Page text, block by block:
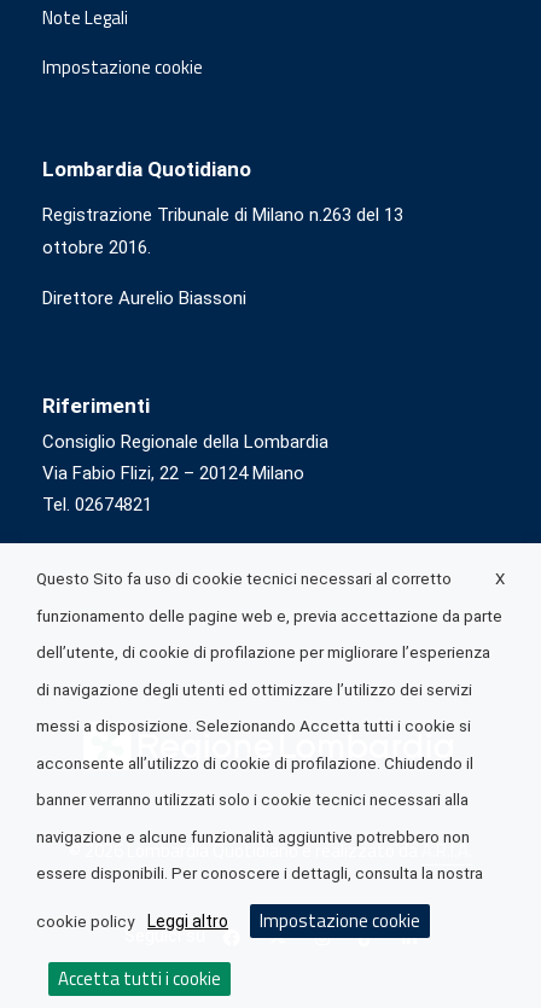
Note Legali
Impostazione cookie
Lombardia Quotidiano
Registrazione Tribunale di Milano n.263 del 13
ottobre 2016.
Direttore Aurelio Biassoni
Riferimenti
Consiglio Regionale della Lombardia
Via Fabio Flizi, 22 – 20124 Milano
Tel. 02674821
© 2026 Lombardia Quotidiano è realizzato daA.R.I.A.
Seguici su
X
Questo Sito fa uso di cookie tecnici necessari al corretto
funzionamento delle pagine web e, previa accettazione da parte
dell’utente, di cookie di profilazione per migliorare l’esperienza
di navigazione degli utenti ed ottimizzare l’utilizzo dei servizi
messi a disposizione. Selezionando Accetta tutti i cookie si
acconsente all’utilizzo di cookie di profilazione. Chiudendo il
banner verranno utilizzati solo i cookie tecnici necessari alla
navigazione e alcune funzionalità aggiuntive potrebbero non
essere disponibili. Per conoscere i dettagli, consulta la nostra
cookie policy Leggi altro Impostazione cookie
Accetta tutti i cookie